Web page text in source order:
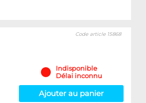
Code article 15868
Indisponible
Délai inconnu
Ajouter au panier